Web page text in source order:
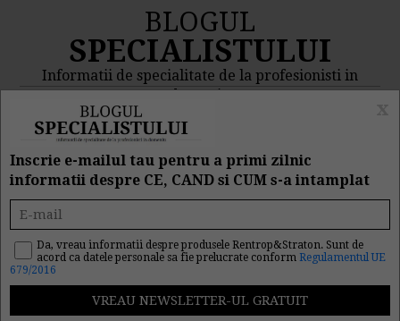
BLOGUL
SPECIALISTULUI
Informatii de specialitate de la profesionisti in
domeniu
MENIU
Comunicat Ministerul
Muncii: Ce se modifica in
2012
Inscrie e-mailul tau pentru a primi zilnic
informatii despre CE, CAND si CUM s-a intamplat
Da, vreau informatii despre produsele Rentrop&Straton. Sunt de
acord ca datele personale sa fie prelucrate conform Regulamentul UE
679/2016